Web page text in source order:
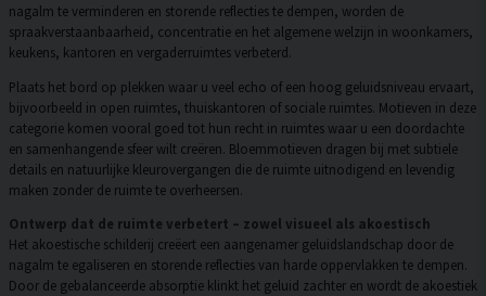
nagalm te verminderen en storende reflecties te dempen, worden de
spraakverstaanbaarheid, concentratie en het algemene welzijn in woonkamers,
keukens, kantoren en vergaderruimtes verbeterd.
Plaats het bord op plekken waar u veel echo of een hoog geluidsniveau ervaart,
bijvoorbeeld in open ruimtes, thuiskantoren of sociale ruimtes. Motieven in deze
categorie komen vooral goed tot hun recht in ruimtes waar u een doordachte
en samenhangende sfeer wilt creëren. Bloemmotieven dragen bij met subtiele
details en natuurlijke kleurovergangen die de ruimte uitnodigend en levendig
maken zonder de ruimte te overheersen.
Ontwerp dat de ruimte verbetert – zowel visueel als akoestisch
Het akoestische schilderij creëert een aangenamer geluidslandschap door de
nagalm te egaliseren en storende reflecties van harde oppervlakken te dempen.
Door de gebalanceerde absorptie klinkt het geluid zachter en wordt de akoestiek